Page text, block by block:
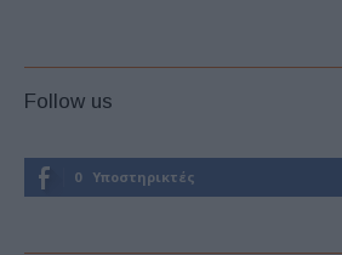
Follow us
0 Υποστηρικτές